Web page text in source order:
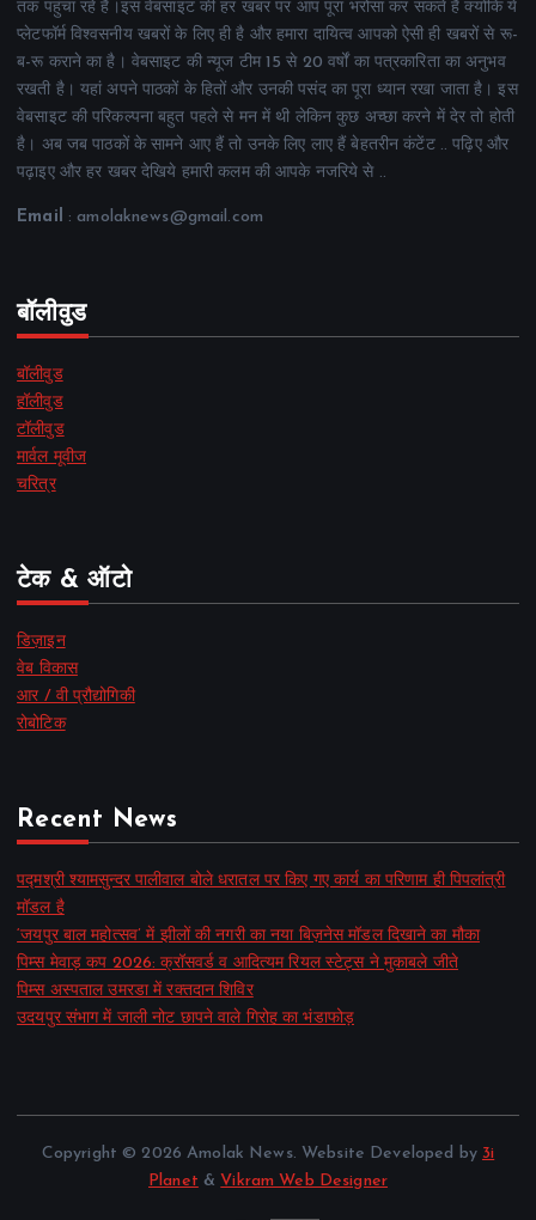
तक पहुंचा रहे हैं।इस वेबसाइट की हर खबर पर आप पूरा भरोसा कर सकते हैं क्योंकि ये
प्लेटफॉर्म विश्वसनीय खबरों के लिए ही है और हमारा दायित्व आपको ऐसी ही खबरों से रू-
ब-रू कराने का है। वेबसाइट की न्यूज टीम 15 से 20 वर्षों का पत्रकारिता का अनुभव
रखती है। यहां अपने पाठकों के हितों और उनकी पसंद का पूरा ध्यान रखा जाता है। इस
वेबसाइट की परिकल्पना बहुत पहले से मन में थी लेकिन कुछ अच्छा करने में देर तो होती
है। अब जब पाठकों के सामने आए हैं तो उनके लिए लाए हैं बेहतरीन कंटेंट .. पढ़िए और
पढ़ाइए और हर खबर देखिये हमारी कलम की आपके नजरिये से ..
Email : amolaknews@gmail.com
बॉलीवुड
बॉलीवुड
हॉलीवुड
टॉलीवुड
मार्वल मूवीज
चरित्र
टेक & ऑटो
डिज़ाइन
वेब विकास
आर / वी प्रौद्योगिकी
रोबोटिक
Recent News
पद्मश्री श्यामसुन्दर पालीवाल बोले धरातल पर किए गए कार्य का परिणाम ही पिपलांत्री
मॉडल है
‘जयपुर बाल महोत्सव’ में झीलों की नगरी का नया बिज़नेस मॉडल दिखाने का मौका
पिम्स मेवाड़ कप 2026: क्रॉसवर्ड व आदित्यम रियल स्टेट्स ने मुकाबले जीते
पिम्स अस्पताल उमरडा में रक्तदान शिविर
उदयपुर संभाग में जाली नोट छापने वाले गिरोह का भंडाफोड़
Copyright © 2026 Amolak News. Website Developed by 3i
Planet & Vikram Web Designer